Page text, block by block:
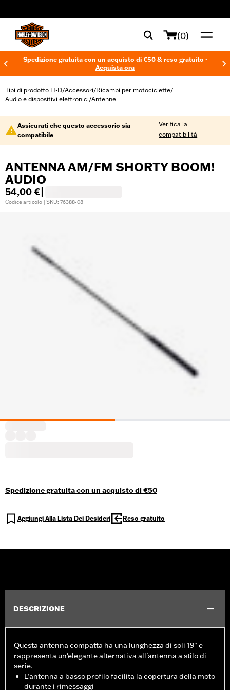
(0)
Spedizione gratuita con un acquisto di €50 & reso gratuito -
Acquista ora
Tipi di prodotto H-D/Accessori/Ricambi per motociclette/
Audio e dispositivi elettronici/Antenne
Assicurati che questo accessorio sia
compatibile
Verifica la
compatibilità
ANTENNA AM/FM SHORTY BOOM!
AUDIO
54,00 €
Codice articolo | SKU: 76388-08
Spedizione gratuita con un acquisto di €50
Aggiungi Alla Lista Dei Desideri Reso gratuito
DESCRIZIONE
Questa antenna compatta ha una lunghezza di soli 19" e
rappresenta un'elegante alternativa all'antenna a stilo di
serie.
L’antenna a basso profilo facilita la copertura della moto
durante i rimessaggi